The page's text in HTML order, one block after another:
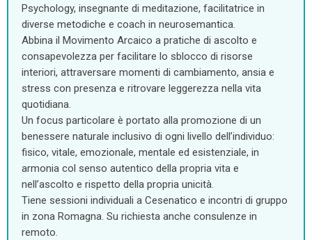
Psychology, insegnante di meditazione, facilitatrice in
diverse metodiche e coach in neurosemantica.
Abbina il Movimento Arcaico a pratiche di ascolto e
consapevolezza per facilitare lo sblocco di risorse
interiori, attraversare momenti di cambiamento, ansia e
stress con presenza e ritrovare leggerezza nella vita
quotidiana.
Un focus particolare è portato alla promozione di un
benessere naturale inclusivo di ogni livello dell’individuo:
fisico, vitale, emozionale, mentale ed esistenziale, in
armonia col senso autentico della propria vita e
nell’ascolto e rispetto della propria unicità.
Tiene sessioni individuali a Cesenatico e incontri di gruppo
in zona Romagna. Su richiesta anche consulenze in
remoto.